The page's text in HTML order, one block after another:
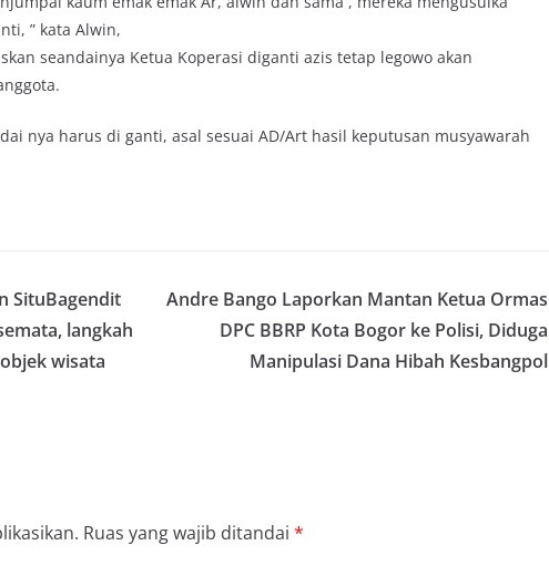
” kata Alwin,
seandainya Ketua Koperasi diganti azis tetap legowo akan
nya harus di ganti, asal sesuai AD/Art hasil keputusan musyawarah
SituBagendit
langkah
wisata
Andre Bango Laporkan Mantan Ketua Ormas
DPC BBRP Kota Bogor ke Polisi, Diduga
Manipulasi Dana Hibah Kesbangpol
Ruas yang wajib ditandai *